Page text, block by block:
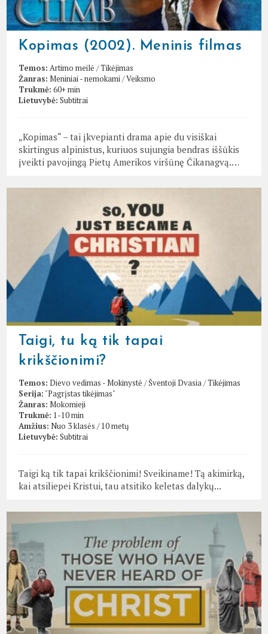
Kopimas (2002). Meninis filmas
Temos: Artimo meilė /Tikėjimas
Žanras: Meniniai - nemokami/Veiksmo
Trukmė: 60+ min
Lietuvybė: Subtitrai
„Kopimas“ – tai įkvepianti drama apie du visiškai
skirtingus alpinistus, kuriuos sujungia bendras iššūkis
įveikti pavojingą Pietų Amerikos viršūnę Čikanagvą.…
Taigi, tu ką tik tapai
krikščionimi?
Temos: Dievo vedimas - Mokinystė /Šventoji Dvasia/Tikėjimas
Serija: "Pagrįstas tikėjimas"
Žanras: Mokomieji
Trukmė: 1-10 min
Amžius: Nuo 3 klasės / 10 metų
Lietuvybė: Subtitrai
Taigi ką tik tapai krikščionimi! Sveikiname! Tą akimirką,
kai atsiliepei Kristui, tau atsitiko keletas dalykų...